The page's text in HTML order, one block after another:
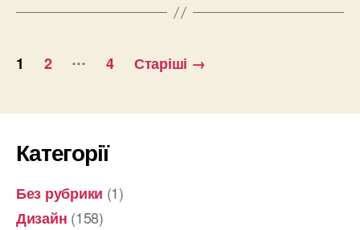
Пагінація
1 2 … 4 Старіші →
Категорії
Без рубрики (1)
Дизайн (158)